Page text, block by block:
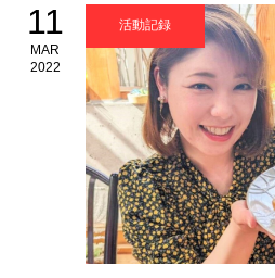
11
MAR
2022
活動記録